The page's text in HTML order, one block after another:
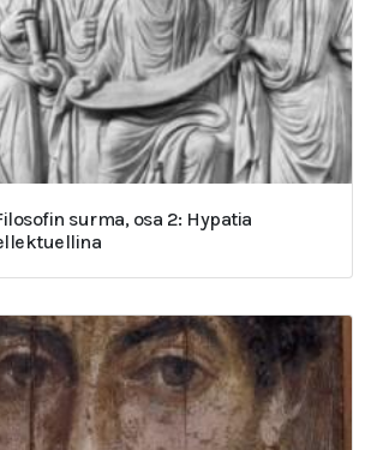
surma, osa 2: Hypatia